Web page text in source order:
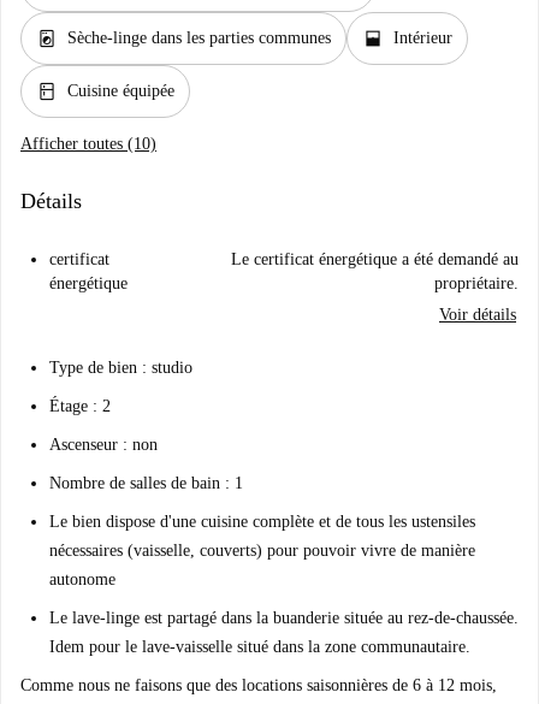
local_laundry_service Sèche-linge dans les parties communes window_open Intérieur
kitchen Cuisine équipée
Afficher toutes (10)
Détails
certificat
énergétique
Le certificat énergétique a été demandé au
propriétaire.
Voir détails
Type de bien : studio
Étage : 2
Ascenseur : non
Nombre de salles de bain : 1
Le bien dispose d'une cuisine complète et de tous les ustensiles
nécessaires (vaisselle, couverts) pour pouvoir vivre de manière
autonome
Le lave-linge est partagé dans la buanderie située au rez-de-chaussée.
Idem pour le lave-vaisselle situé dans la zone communautaire.
Comme nous ne faisons que des locations saisonnières de 6 à 12 mois,